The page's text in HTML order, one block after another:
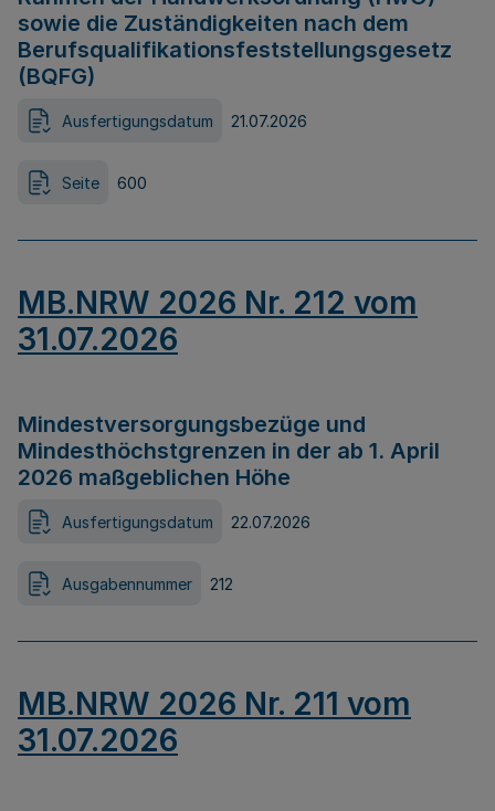
sowie die Zuständigkeiten nach dem
Berufsqualifikationsfeststellungsgesetz
(BQFG)
Ausfertigungsdatum 21.07.2026
Seite 600
MB.NRW 2026 Nr. 212 vom
31.07.2026
Mindestversorgungsbezüge und
Mindesthöchstgrenzen in der ab 1. April
2026 maßgeblichen Höhe
Ausfertigungsdatum 22.07.2026
Ausgabennummer 212
MB.NRW 2026 Nr. 211 vom
31.07.2026